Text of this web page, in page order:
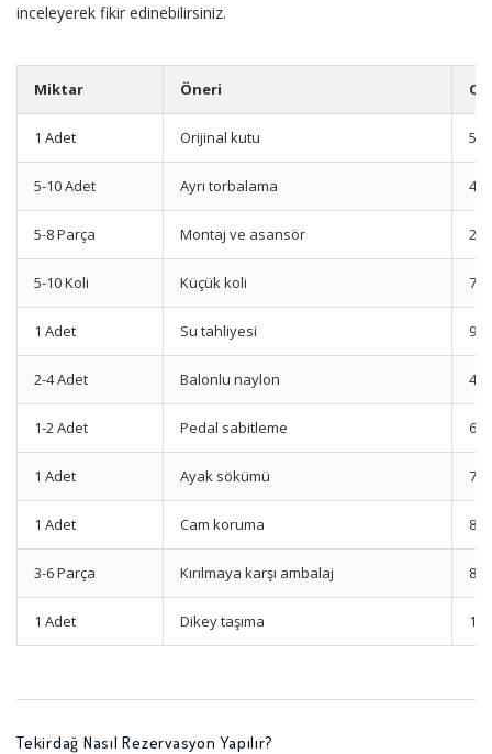
inceleyerek fikir edinebilirsiniz.
Miktar Öneri
1 Adet Orijinal kutu
5-10 Adet Ayrı torbalama
5-8 Parça Montaj ve asansör
5-10 Koli Küçük koli
1 Adet Su tahliyesi
2-4 Adet Balonlu naylon
1-2 Adet Pedal sabitleme
1 Adet Ayak sökümü
1 Adet Cam koruma
3-6 Parça Kırılmaya karşı ambalaj
1 Adet Dikey taşıma
Tekirdağ Nasıl Rezervasyon Yapılır?